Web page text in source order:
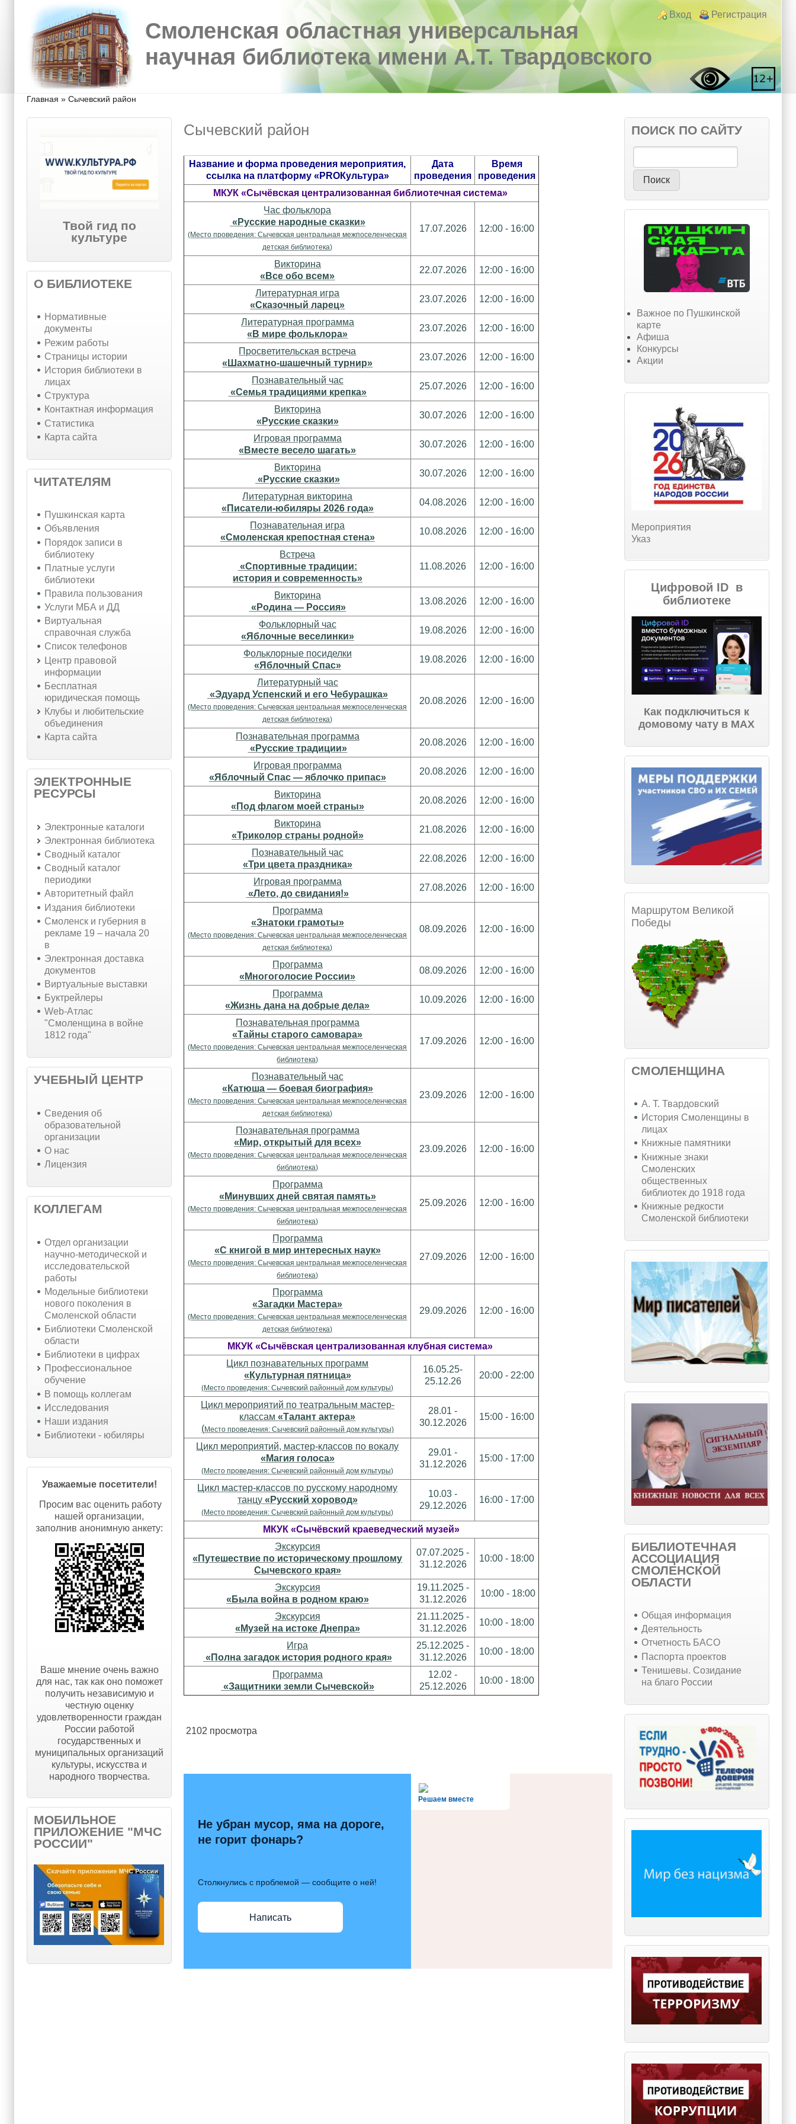
Перейти к основному содержанию
Skip to search
Login links
Вход Регистрация
Смоленская областная универсальная
научная библиотека имени А.Т. Твардовского
Вы здесь
Главная » Сычевский район
Твой гид по
культуре
О БИБЛИОТЕКЕ
Нормативные
документы
Режим работы
Страницы истории
История библиотеки в
лицах
Структура
Контактная информация
Статистика
Карта сайта
ЧИТАТЕЛЯМ
Пушкинская карта
Объявления
Порядок записи в
библиотеку
Платные услуги
библиотеки
Правила пользования
Услуги МБА и ДД
Виртуальная
справочная служба
Список телефонов
Центр правовой
информации
Бесплатная
юридическая помощь
Клубы и любительские
объединения
Карта сайта
ЭЛЕКТРОННЫЕ
РЕСУРСЫ
Электронные каталоги
Электронная библиотека
Сводный каталог
Сводный каталог
периодики
Авторитетный файл
Издания библиотеки
Смоленск и губерния в
рекламе 19 – начала 20
в
Электронная доставка
документов
Виртуальные выставки
Буктрейлеры
Web-Атлас
"Смоленщина в войне
1812 года"
УЧЕБНЫЙ ЦЕНТР
Cведения об
образовательной
организации
О нас
Лицензия
КОЛЛЕГАМ
Отдел организации
научно-методической и
исследовательской
работы
Модельные библиотеки
нового поколения в
Смоленской области
Библиотеки Смоленской
области
Библиотеки в цифрах
Профессиональное
обучение
В помощь коллегам
Исследования
Наши издания
Библиотеки - юбиляры
Уважаемые посетители!
Просим вас оценить работу
нашей организации,
заполнив анонимную анкету:
Ваше мнение очень важно
для нас, так как оно поможет
получить независимую и
честную оценку
удовлетворенности граждан
России работой
государственных и
муниципальных организаций
культуры, искусства и
народного творчества.
МОБИЛЬНОЕ
ПРИЛОЖЕНИЕ "МЧС
РОССИИ"
Сычевский район
Название и форма проведения мероприятия,
ссылка на платформу «PROКультура»
Дата
проведения
Время
проведения
МКУК «Сычёвская централизованная библиотечная система»
Час фольклора
«Русские народные сказки»
(Место проведения: Сычевская центральная межпоселенческая
детская библиотека)
17.07.2026 12:00 - 16:00
Викторина
«Все обо всем»
22.07.2026 12:00 - 16:00
Литературная игра
«Сказочный ларец»
23.07.2026 12:00 - 16:00
Литературная программа
«В мире фольклора»
23.07.2026 12:00 - 16:00
Просветительская встреча
«Шахматно-шашечный турнир»
23.07.2026 12:00 - 16:00
Познавательный час
«Семья традициями крепка»
25.07.2026 12:00 - 16:00
Викторина
«Русские сказки»
30.07.2026 12:00 - 16:00
Игровая программа
«Вместе весело шагать»
30.07.2026 12:00 - 16:00
Викторина
«Русские сказки»
30.07.2026 12:00 - 16:00
Литературная викторина
«Писатели-юбиляры 2026 года»
04.08.2026 12:00 - 16:00
Познавательная игра
«Смоленская крепостная стена»
10.08.2026 12:00 - 16:00
Встреча
«Спортивные традиции:
история и современность»
11.08.2026 12:00 - 16:00
Викторина
«Родина — Россия»
13.08.2026 12:00 - 16:00
Фольклорный час
«Яблочные веселинки»
19.08.2026 12:00 - 16:00
Фольклорные посиделки
«Яблочный Спас»
19.08.2026 12:00 - 16:00
Литературный час
«Эдуард Успенский и его Чебурашка»
(Место проведения: Сычевская центральная межпоселенческая
детская библиотека)
20.08.2026 12:00 - 16:00
Познавательная программа
«Русские традиции»
20.08.2026 12:00 - 16:00
Игровая программа
«Яблочный Спас — яблочко припас»
20.08.2026 12:00 - 16:00
Викторина
«Под флагом моей страны»
20.08.2026 12:00 - 16:00
Викторина
«Триколор страны родной»
21.08.2026 12:00 - 16:00
Познавательный час
«Три цвета праздника»
22.08.2026 12:00 - 16:00
Игровая программа
«Лето, до свидания!»
27.08.2026 12:00 - 16:00
Программа
«Знатоки грамоты»
(Место проведения: Сычевская центральная межпоселенческая
детская библиотека)
08.09.2026 12:00 - 16:00
Программа
«Многоголосие России»
08.09.2026 12:00 - 16:00
Программа
«Жизнь дана на добрые дела»
10.09.2026 12:00 - 16:00
Познавательная программа
«Тайны старого самовара»
(Место проведения: Сычевская центральная межпоселенческая
библиотека)
17.09.2026 12:00 - 16:00
Познавательный час
«Катюша — боевая биография»
(Место проведения: Сычевская центральная межпоселенческая
детская библиотека)
23.09.2026 12:00 - 16:00
Познавательная программа
«Мир, открытый для всех»
(Место проведения: Сычевская центральная межпоселенческая
библиотека)
23.09.2026 12:00 - 16:00
Программа
«Минувших дней святая память»
(Место проведения: Сычевская центральная межпоселенческая
библиотека)
25.09.2026 12:00 - 16:00
Программа
«С книгой в мир интересных наук»
(Место проведения: Сычевская центральная межпоселенческая
библиотека)
27.09.2026 12:00 - 16:00
Программа
«Загадки Мастера»
(Место проведения: Сычевская центральная межпоселенческая
детская библиотека)
29.09.2026 12:00 - 16:00
МКУК «Сычёвская централизованная клубная система»
Цикл познавательных программ
«Культурная пятница»
(Место проведения: Сычевский районный дом культуры)
16.05.25-
25.12.26
20:00 - 22:00
Цикл мероприятий по театральным мастер-
классам«Талант актера»
(Место проведения: Сычевский районный дом культуры)
28.01 -
30.12.2026
15:00 - 16:00
Цикл мероприятий, мастер-классов по вокалу
«Магия голоса»
(Место проведения: Сычевский районный дом культуры)
29.01 -
31.12.2026
15:00 - 17:00
Цикл мастер-классов по русскому народному
танцу «Русский хоровод»
(Место проведения: Сычевский районный дом культуры)
10.03 -
29.12.2026
16:00 - 17:00
МКУК «Сычёвский краеведческий музей»
Экскурсия
«Путешествие по историческому прошлому
Сычевского края»
07.07.2025 -
31.12.2026
10:00 - 18:00
Экскурсия
«Была война в родном краю»
19.11.2025 -
31.12.2026
10:00 - 18:00
Экскурсия
«Музей на истоке Днепра»
21.11.2025 -
31.12.2026
10:00 - 18:00
Игра
«Полна загадок история родного края»
25.12.2025 -
31.12.2026
10:00 - 18:00
Программа
«Защитники земли Сычевской»
12.02 -
25.12.2026
10:00 - 18:00
2102 просмотра
alt='Госуслуги' />
Решаем вместе
Не убран мусор, яма на дороге,
не горит фонарь?
Столкнулись с проблемой — сообщите о ней!
Написать
ПОИСК ПО САЙТУ
Важное по Пушкинской
карте
Афиша
Конкурсы
Акции
Мероприятия
Указ
Цифровой ID в
библиотеке
Как подключиться к
домовому чату в МАХ
Маршрутом Великой
Победы
СМОЛЕНЩИНА
А. Т. Твардовский
История Смоленщины в
лицах
Книжные памятники
Книжные знаки
Смоленских
общественных
библиотек до 1918 года
Книжные редкости
Смоленской библиотеки
БИБЛИОТЕЧНАЯ
АССОЦИАЦИЯ
СМОЛЕНСКОЙ
ОБЛАСТИ
Общая информация
Деятельность
Отчетность БАСО
Паспорта проектов
Тенишевы. Созидание
на благо России